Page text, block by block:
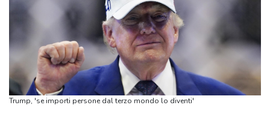
Esce 'No Me Arrepiento de Sentir Tanto', il nuovo album di Karol
G
Madrid, 'Roma revochi controlli alle frontiere o adotteremo
misure'
Firmato patto sulla difesa tra Turchia, Arabia Saudita e Pakistan
Firmato patto sulla difesa tra Turchia, Arabia Saudita e Pakistan
Trump, 'se importi persone dal terzo mondo lo diventi'